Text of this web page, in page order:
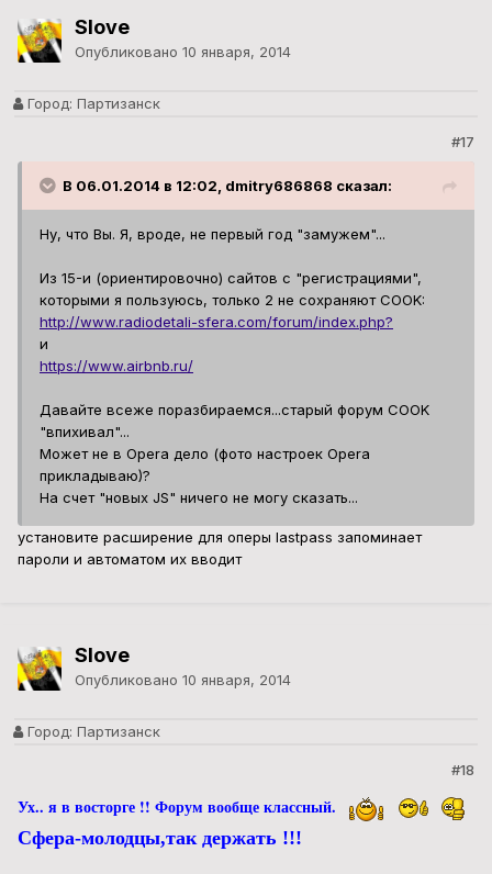
Slove
Опубликовано 10 января, 2014
Город: Партизанск
#17
В 06.01.2014 в 12:02, dmitry686868 сказал:
Ну, что Вы. Я, вроде, не первый год "замужем"...
Из 15-и (ориентировочно) сайтов с "регистрациями",
которыми я пользуюсь, только 2 не сохраняют COOK:
http://www.radiodetali-sfera.com/forum/index.php?
и
https://www.airbnb.ru/
Давайте всеже поразбираемся...старый форум COOK
"впихивал"...
Может не в Opera дело (фото настроек Opera
прикладываю)?
На счет "новых JS" ничего не могу сказать...
установите расширение для оперы lastpass запоминает
пароли и автоматом их вводит
Slove
Опубликовано 10 января, 2014
Город: Партизанск
#18
Ух.. я в восторге !! Форум вообще классный.
Сфера-молодцы,так держать !!!